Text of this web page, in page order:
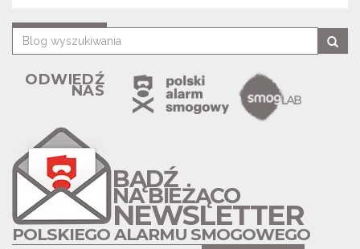
ODWIEDŹ
NAS
BĄDŹ
NA BIEŻĄCO
NEWSLETTER
POLSKIEGO ALARMU SMOGOWEGO